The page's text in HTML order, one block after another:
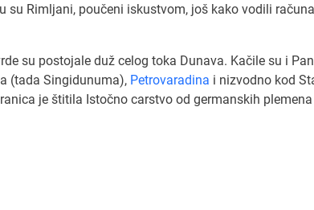
su Rimljani, poučeni iskustvom, još kako vodili
su postojale duž celog toka Dunava. Kačile su i
(tada Singidunuma), Petrovaradina i nizvodno kod
je štitila Istočno carstvo od germanskih